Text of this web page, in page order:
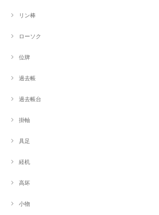
リン棒
ローソク
位牌
過去帳
過去帳台
掛軸
具足
経机
高坏
小物